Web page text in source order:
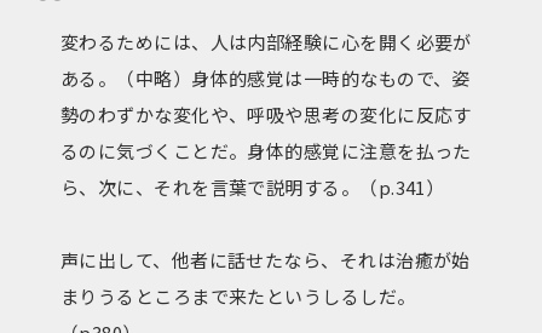
変わるためには、人は内部経験に心を開く必要が
ある。（中略）身体的感覚は一時的なもので、姿
勢のわずかな変化や、呼吸や思考の変化に反応す
るのに気づくことだ。身体的感覚に注意を払った
ら、次に、それを言葉で説明する。（p.341）
声に出して、他者に話せたなら、それは治癒が始
まりうるところまで来たというしるしだ。